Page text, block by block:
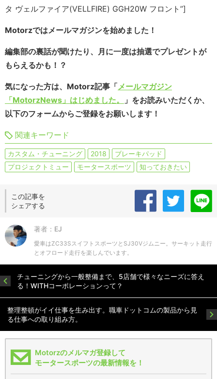
タ ヴェルファイア(VELLFIRE) GGH20W フロント”]
Motorzではメールマガジンを始めました！
編集部の裏話が聞けたり、月に一度は抽選でプレゼントが
もらえるかも！？
気になった方は、Motorz記事「メールマガジン
「MotorzNews」はじめました。
」をお読みいただくか、
以下のフォームからご登録をお願いします！
関連キーワード
カスタム・チューニング 2018
ブレーキパッド
プロジェクトミュー
モータースポーツ 知っておきたい
この記事を
シェアする
著者：EJ
愛車はZC33SスイフトスポーツとSJ30Vジムニー。サーキット走行
とオフロード走行を楽しんでいます。
チューニングから一般整備まで、5店舗で様々なニーズに答え
る！WITHコーポレーションって？
整理整頓がイイ仕事を生み出す。職車ドットコムの製品から見
る仕事への取り組み方。
Motorzのメルマガ登録して
モータースポーツの最新情報を！